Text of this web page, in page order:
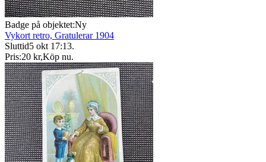
Badge på objektet:Ny
Vykort retro, Gratulerar 1904
Sluttid5 okt 17:13.
Pris:20 kr,Köp nu.